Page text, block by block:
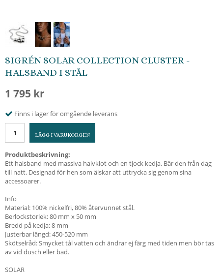
SIGRÉN SOLAR COLLECTION CLUSTER -
HALSBAND I STÅL
1 795 kr
Finns i lager för omgående leverans
LÄGG I VARUKORGEN
Produktbeskrivning:
Ett halsband med massiva halvklot och en tjock kedja. Bär den från dag
till natt. Designad för hen som älskar att uttrycka sig genom sina
accessoarer.
Info
Material: 100% nickelfri, 80% återvunnet stål.
Berlockstorlek: 80 mm x 50 mm
Bredd på kedja: 8 mm
Justerbar längd: 450-520 mm
Skötselråd: Smycket tål vatten och ändrar ej färg med tiden men bör tas
av vid dusch eller bad.
SOLAR